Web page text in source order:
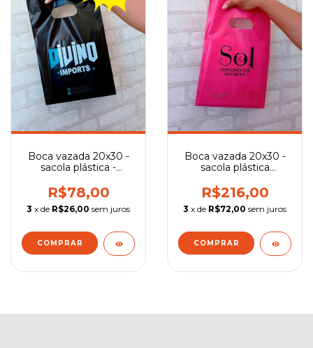
Boca vazada 20x30 -
sacola plástica -
R$78,00
3 x de R$26,00 sem juros
COMPRAR
Boca vazada 20x30 -
sacola plástica
R$216,00
3 x de R$72,00 sem juros
COMPRAR